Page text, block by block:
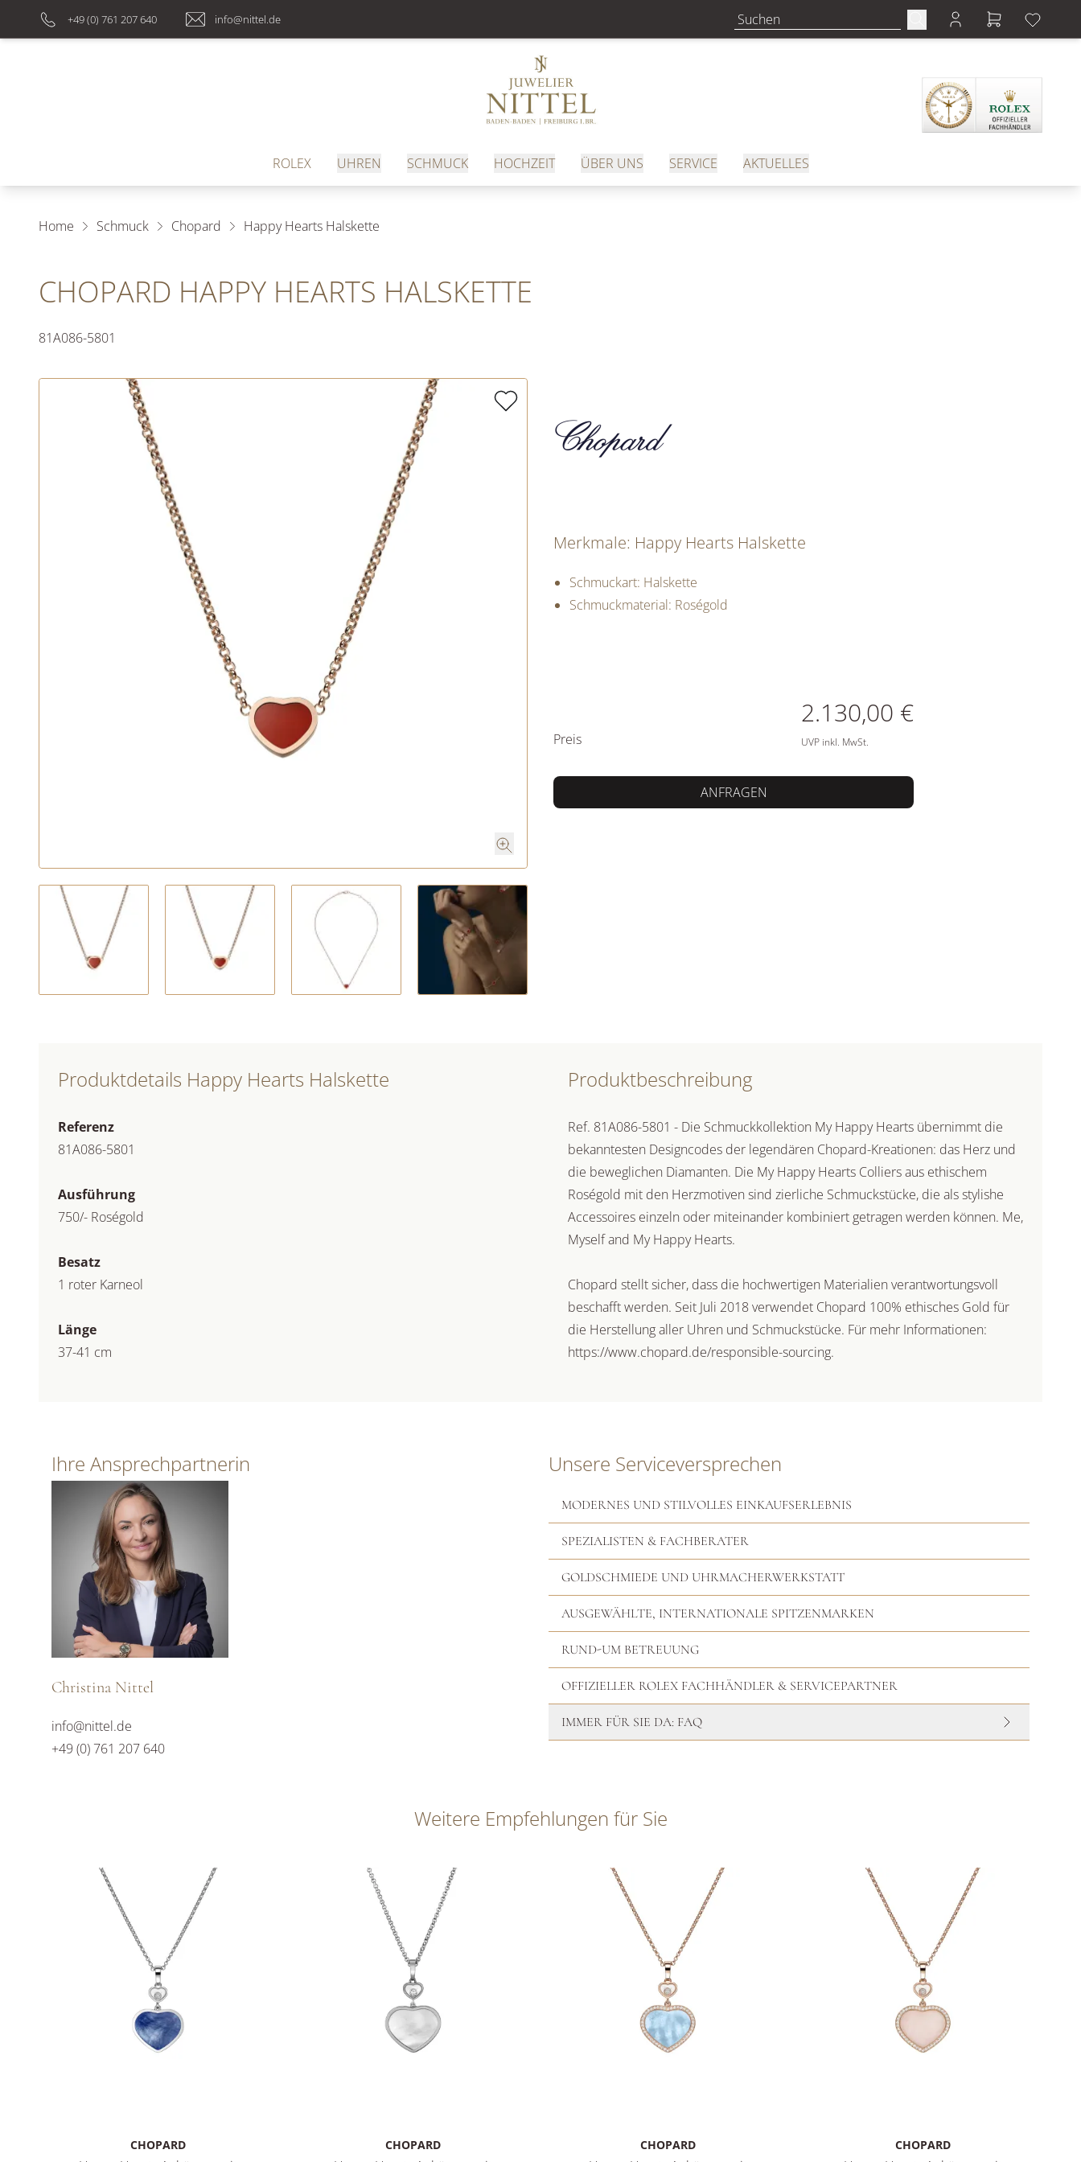
+49 (0) 761 207 640 info@nittel.de
ROLEX UHREN SCHMUCK HOCHZEIT ÜBER UNS SERVICE AKTUELLES
Home Schmuck Chopard Happy Hearts Halskette
CHOPARD HAPPY HEARTS HALSKETTE
81A086-5801
Merkmale: Happy Hearts Halskette
Schmuckart: Halskette
Schmuckmaterial: Roségold
PREISINFORMATIONEN
Preis
2.130,00 €
UVP inkl. MwSt.
ANFRAGEN
Produktdetails Happy Hearts Halskette
Referenz
81A086-5801
Ausführung
750/- Roségold
Besatz
1 roter Karneol
Länge
37-41 cm
Produktbeschreibung
Ref. 81A086-5801 - Die Schmuckkollektion My Happy Hearts übernimmt die
bekanntesten Designcodes der legendären Chopard-Kreationen: das Herz und
die beweglichen Diamanten. Die My Happy Hearts Colliers aus ethischem
Roségold mit den Herzmotiven sind zierliche Schmuckstücke, die als stylishe
Accessoires einzeln oder miteinander kombiniert getragen werden können. Me,
Myself and My Happy Hearts.
Chopard stellt sicher, dass die hochwertigen Materialien verantwortungsvoll
beschafft werden. Seit Juli 2018 verwendet Chopard 100% ethisches Gold für
die Herstellung aller Uhren und Schmuckstücke. Für mehr Informationen:
https://www.chopard.de/responsible-sourcing.
Ihre Ansprechpartnerin
Christina Nittel
info@nittel.de
+49 (0) 761 207 640
Unsere Serviceversprechen
MODERNES UND STILVOLLES EINKAUFSERLEBNIS
SPEZIALISTEN & FACHBERATER
GOLDSCHMIEDE UND UHRMACHERWERKSTATT
AUSGEWÄHLTE, INTERNATIONALE SPITZENMARKEN
RUND-UM BETREUUNG
OFFIZIELLER ROLEX FACHHÄNDLER & SERVICEPARTNER
IMMER FÜR SIE DA: FAQ
Weitere Empfehlungen für Sie
CHOPARD CHOPARD CHOPARD CHOPARD